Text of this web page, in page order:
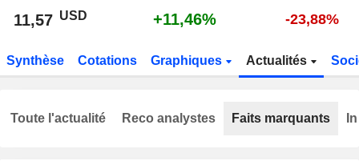
11,57 USD +11,46% -23,88%
Synthèse Cotations Graphiques Actualités
Toute l'actualité Reco analystes Faits marquants